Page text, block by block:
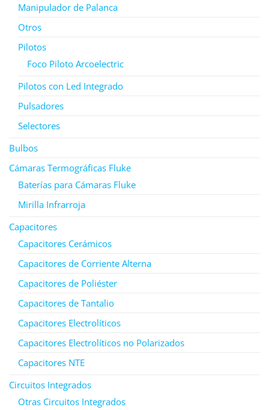
Manipulador de Palanca
Otros
Pilotos
Foco Piloto Arcoelectric
Pilotos con Led Integrado
Pulsadores
Selectores
Bulbos
Cámaras Termográficas Fluke
Baterías para Cámaras Fluke
Mirilla Infrarroja
Capacitores
Capacitores Cerámicos
Capacitores de Corriente Alterna
Capacitores de Poliéster
Capacitores de Tantalio
Capacitores Electrolíticos
Capacitores Electrolíticos no Polarizados
Capacitores NTE
Circuitos Integrados
Otras Circuitos Integrados